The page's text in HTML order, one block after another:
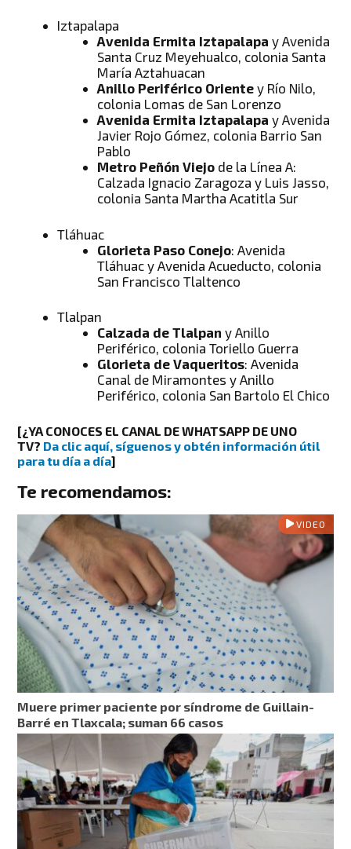
Iztapalapa
Avenida Ermita Iztapalapa y Avenida
Santa Cruz Meyehualco, colonia Santa
María Aztahuacan
Anillo Periférico Oriente y Río Nilo,
colonia Lomas de San Lorenzo
Avenida Ermita Iztapalapa y Avenida
Javier Rojo Gómez, colonia Barrio San
Pablo
Metro Peñón Viejo de la Línea A:
Calzada Ignacio Zaragoza y Luis Jasso,
colonia Santa Martha Acatitla Sur
Tláhuac
Glorieta Paso Conejo: Avenida
Tláhuac y Avenida Acueducto, colonia
San Francisco Tlaltenco
Tlalpan
Calzada de Tlalpan y Anillo
Periférico, colonia Toriello Guerra
Glorieta de Vaqueritos: Avenida
Canal de Miramontes y Anillo
Periférico, colonia San Bartolo El Chico
[¿YA CONOCES EL CANAL DE WHATSAPP DE UNO
TV? Da clic aquí, síguenos y obtén información útil
para tu día a día]
Te recomendamos:
VIDEO
Muere primer paciente por síndrome de Guillain-
Barré en Tlaxcala; suman 66 casos